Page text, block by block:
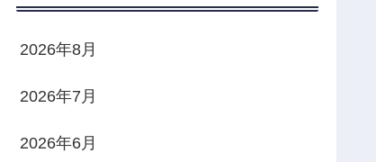
2026年8月
2026年7月
2026年6月